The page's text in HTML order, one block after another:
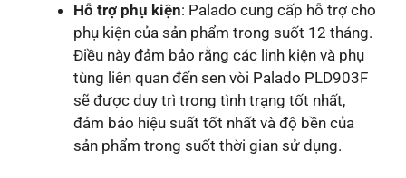
Hỗ trợ phụ kiện: Palado cung cấp hỗ trợ cho
phụ kiện của sản phẩm trong suốt 12 tháng.
Điều này đảm bảo rằng các linh kiện và phụ
tùng liên quan đến sen vòi Palado PLD903F
sẽ được duy trì trong tình trạng tốt nhất,
đảm bảo hiệu suất tốt nhất và độ bền của
sản phẩm trong suốt thời gian sử dụng.